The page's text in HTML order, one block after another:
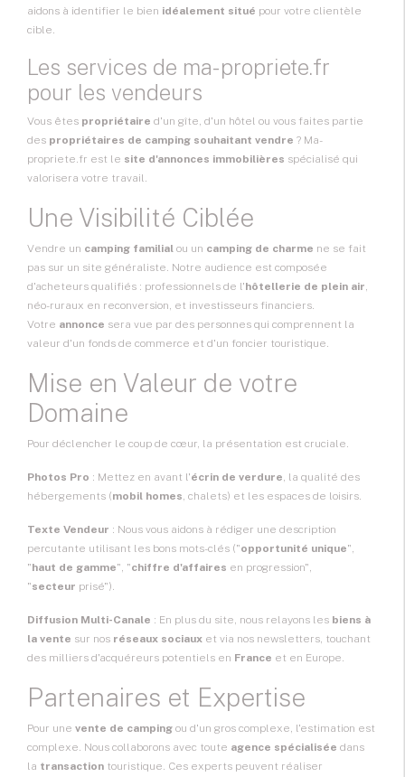
aidons à identifier le bien idéalement situé pour votre clientèle
cible.
Les services de ma-propriete.fr
pour les vendeurs
Vous êtes propriétaire d'un gîte, d'un hôtel ou vous faites partie
des propriétaires de camping souhaitant vendre ? Ma-
propriete.fr est le site d'annonces immobilières spécialisé qui
valorisera votre travail.
Une Visibilité Ciblée
Vendre un camping familial ou un camping de charme ne se fait
pas sur un site généraliste. Notre audience est composée
d'acheteurs qualifiés : professionnels de l'hôtellerie de plein air,
néo-ruraux en reconversion, et investisseurs financiers.
Votre annonce sera vue par des personnes qui comprennent la
valeur d'un fonds de commerce et d'un foncier touristique.
Mise en Valeur de votre
Domaine
Pour déclencher le coup de cœur, la présentation est cruciale.
Photos Pro : Mettez en avant l'écrin de verdure, la qualité des
hébergements (mobil homes, chalets) et les espaces de loisirs.
Texte Vendeur : Nous vous aidons à rédiger une description
percutante utilisant les bons mots-clés ("opportunité unique",
"haut de gamme", "chiffre d'affaires en progression",
"secteur prisé").
Diffusion Multi-Canale : En plus du site, nous relayons les biens à
la vente sur nos réseaux sociaux et via nos newsletters, touchant
des milliers d'acquéreurs potentiels en France et en Europe.
Partenaires et Expertise
Pour une vente de camping ou d'un gros complexe, l'estimation est
complexe. Nous collaborons avec toute agence spécialisée dans
la transaction touristique. Ces experts peuvent réaliser